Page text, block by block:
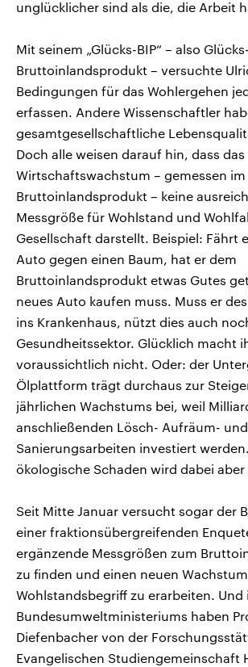
unglücklicher sind als die, die Arbeit
Mit seinem „Glücks-BIP“ – also Glücks-
Bruttoinlandsprodukt – versuchte
Bedingungen für das Wohlergehen
erfassen. Andere Wissenschaftler
gesamtgesellschaftliche
Doch alle weisen darauf hin, dass das
Wirtschaftswachstum – gemessen im
Bruttoinlandsprodukt – keine
Messgröße für Wohlstand und
Gesellschaft darstellt. Beispiel: Fährt
Auto gegen einen Baum, hat er dem
Bruttoinlandsprodukt etwas Gutes
neues Auto kaufen muss. Muss er
ins Krankenhaus, nützt dies auch
Gesundheitssektor. Glücklich macht
voraussichtlich nicht. Oder: der
Ölplattform trägt durchaus zur
jährlichen Wachstums bei, weil
anschließenden Lösch- Aufräum- und
Sanierungsarbeiten investiert
ökologische Schaden wird dabei
Seit Mitte Januar versucht sogar der
einer fraktionsübergreifenden
ergänzende Messgrößen zum
zu finden und einen neuen
Wohlstandsbegriff zu erarbeiten. Und
Bundesumweltministeriums haben
Diefenbacher von der
Evangelischen Studiengemeinschaft